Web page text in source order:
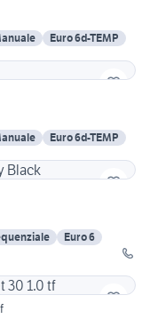
Euro 6d-TEMP
Euro 6d-TEMP
Euro 6